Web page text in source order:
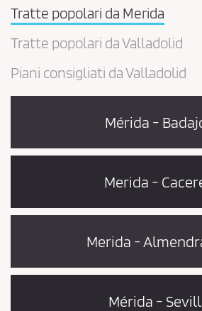
Tratte popolari da Merida
Tratte popolari da Valladolid
Piani consigliati da Valladolid
Mérida -
Merida -
Merida -
Mérida -